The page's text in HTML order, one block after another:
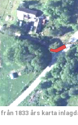
1833 års karta